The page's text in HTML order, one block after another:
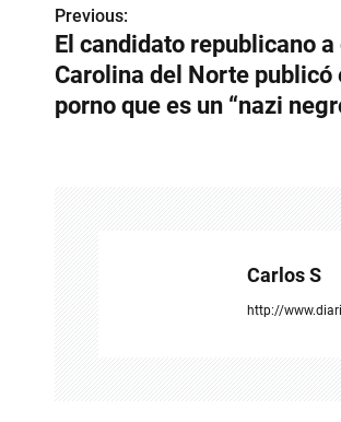
N
a
v
Previous:
El candidato republicano
Carolina del Norte publicó
porno que es un “nazi
Carlos S
http://